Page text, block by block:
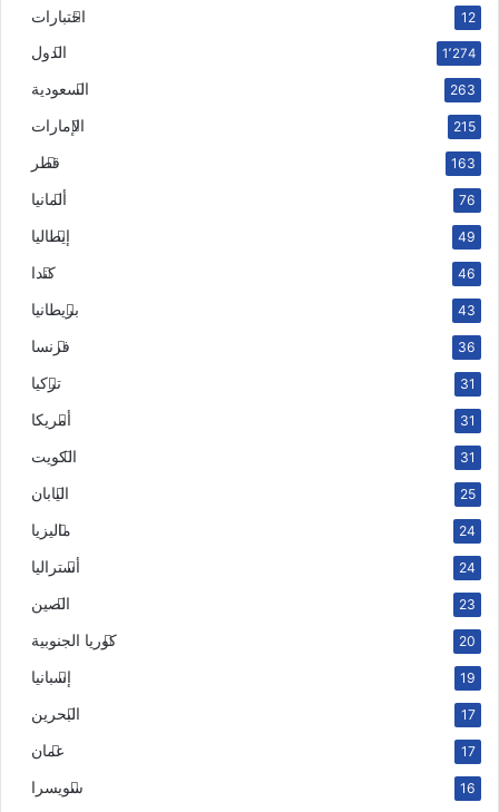
اختبارات 12
الدول 1٬274
السعودية 263
الإمارات 215
قطر 163
ألمانيا 76
إيطاليا 49
كندا 46
بريطانيا 43
فرنسا 36
تركيا 31
أمريكا 31
الكويت 31
اليابان 25
ماليزيا 24
أستراليا 24
الصين 23
كوريا الجنوبية 20
إسبانيا 19
البحرين 17
عمان 17
سويسرا 16